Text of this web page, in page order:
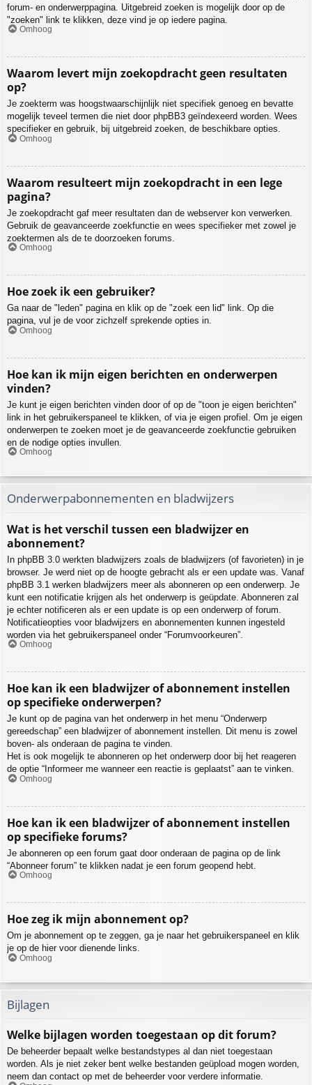
forum- en onderwerppagina. Uitgebreid zoeken is mogelijk door op de
"zoeken" link te klikken, deze vind je op iedere pagina.
Omhoog
Waarom levert mijn zoekopdracht geen resultaten
op?
Je zoekterm was hoogstwaarschijnlijk niet specifiek genoeg en bevatte
mogelijk teveel termen die niet door phpBB3 geïndexeerd worden. Wees
specifieker en gebruik, bij uitgebreid zoeken, de beschikbare opties.
Omhoog
Waarom resulteert mijn zoekopdracht in een lege
pagina?
Je zoekopdracht gaf meer resultaten dan de webserver kon verwerken.
Gebruik de geavanceerde zoekfunctie en wees specifieker met zowel je
zoektermen als de te doorzoeken forums.
Omhoog
Hoe zoek ik een gebruiker?
Ga naar de "leden" pagina en klik op de "zoek een lid" link. Op die
pagina, vul je de voor zichzelf sprekende opties in.
Omhoog
Hoe kan ik mijn eigen berichten en onderwerpen
vinden?
Je kunt je eigen berichten vinden door of op de "toon je eigen berichten"
link in het gebruikerspaneel te klikken, of via je eigen profiel. Om je eigen
onderwerpen te zoeken moet je de geavanceerde zoekfunctie gebruiken
en de nodige opties invullen.
Omhoog
Onderwerpabonnementen en bladwijzers
Wat is het verschil tussen een bladwijzer en
abonnement?
In phpBB 3.0 werkten bladwijzers zoals de bladwijzers (of favorieten) in je
browser. Je werd niet op de hoogte gebracht als er een update was. Vanaf
phpBB 3.1 werken bladwijzers meer als abonneren op een onderwerp. Je
kunt een notificatie krijgen als het onderwerp is geüpdate. Abonneren zal
je echter notificeren als er een update is op een onderwerp of forum.
Notificatieopties voor bladwijzers en abonnementen kunnen ingesteld
worden via het gebruikerspaneel onder “Forumvoorkeuren”.
Omhoog
Hoe kan ik een bladwijzer of abonnement instellen
op specifieke onderwerpen?
Je kunt op de pagina van het onderwerp in het menu “Onderwerp
gereedschap” een bladwijzer of abonnement instellen. Dit menu is zowel
boven- als onderaan de pagina te vinden.
Het is ook mogelijk te abonneren op het onderwerp door bij het reageren
de optie “Informeer me wanneer een reactie is geplaatst” aan te vinken.
Omhoog
Hoe kan ik een bladwijzer of abonnement instellen
op specifieke forums?
Je abonneren op een forum gaat door onderaan de pagina op de link
“Abonneer forum” te klikken nadat je een forum geopend hebt.
Omhoog
Hoe zeg ik mijn abonnement op?
Om je abonnement op te zeggen, ga je naar het gebruikerspaneel en klik
je op de hier voor dienende links.
Omhoog
Bijlagen
Welke bijlagen worden toegestaan op dit forum?
De beheerder bepaalt welke bestandstypes al dan niet toegestaan
worden. Als je niet zeker bent welke bestanden geüpload mogen worden,
neem dan contact op met de beheerder voor verdere informatie.